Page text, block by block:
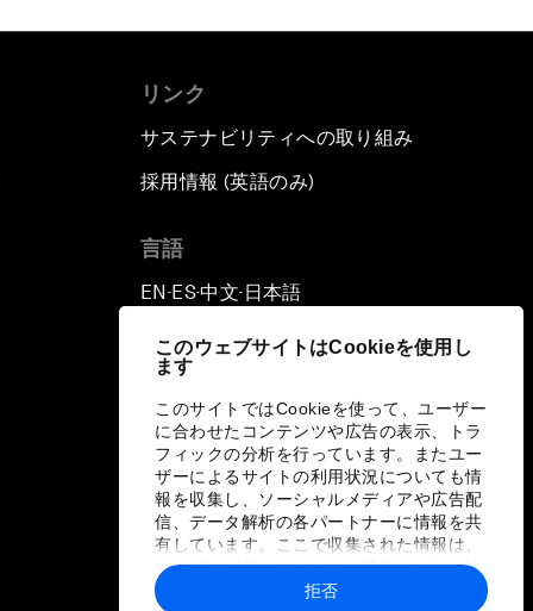
このウェブサイトはCookieを使用し
ます
このサイトではCookieを使って、ユーザー
に合わせたコンテンツや広告の表示、トラ
フィックの分析を行っています。またユー
ザーによるサイトの利用状況についても情
報を収集し、ソーシャルメディアや広告配
信、データ解析の各パートナーに情報を共
有しています。ここで収集された情報は、
ユーザーが各パートナーに提供した他の情
報や各パートナーのサービスを使用した際
拒否
リンク
サステナビリティへの取り組み
採用情報 (英語のみ)
言語
EN ▪ ES▪中文▪ 日本語